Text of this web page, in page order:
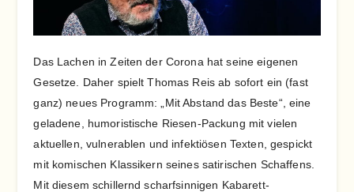
Das Lachen in Zeiten der Corona hat seine eigenen
Gesetze. Daher spielt Thomas Reis ab sofort ein (fast
ganz) neues Programm: „Mit Abstand das Beste“, eine
geladene, humoristische Riesen-Packung mit vielen
aktuellen, vulnerablen und infektiösen Texten, gespickt
mit komischen Klassikern seines satirischen Schaffens.
Mit diesem schillernd scharfsinnigen Kabarett-